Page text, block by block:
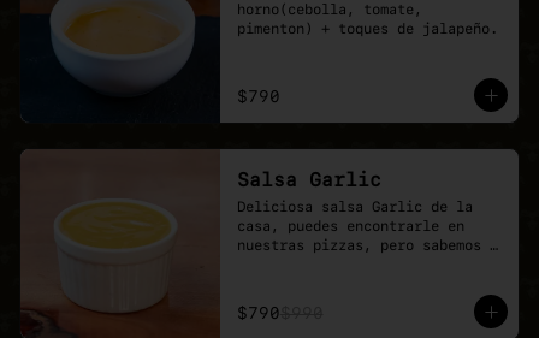
horno(cebolla, tomate,
pimenton) + toques de jalapeño.
$790
Salsa Garlic
Deliciosa salsa Garlic de la
casa, puedes encontrarle en
nuestras pizzas, pero sabemos
$790